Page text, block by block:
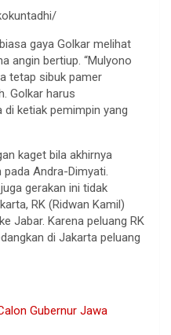
gaya Golkar melihat
angin bertiup. “Mulyono
tetap sibuk pamer
Golkar harus
ketiak pemimpin yang
kaget bila akhirnya
Andra-Dimyati.
gerakan ini tidak
RK (Ridwan Kamil)
Jabar. Karena peluang RK
di Jakarta peluang
Gubernur Jawa